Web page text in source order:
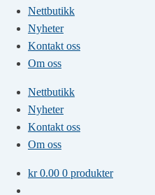
Nettbutikk
Nyheter
Kontakt oss
Om oss
Nettbutikk
Nyheter
Kontakt oss
Om oss
kr0.00 0 produkter